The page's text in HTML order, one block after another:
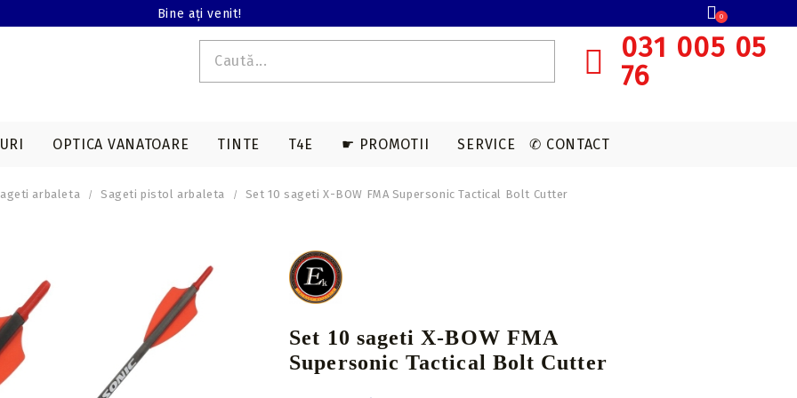
Bine ați venit!
031 005 05
76
0
Varfuri vanatoare
Varfuri tir sportiv
Nock-uri luminoase
sageti arbaleta
Genti & huse
Corzi & cabluri
Corzi recurve
Prese compound
Accesorii sistem ochire
OPTICA VANATOARE TINTE T4E ☛ PROMOTII SERVICE ✆ CONTACT
arbaleta Sageti pistol arbaleta Set 10 sageti X-BOW FMA Supersonic Tactical Bolt Cutter
Set 10 sageti X-BOW FMA
Supersonic Tactical Bolt Cutter